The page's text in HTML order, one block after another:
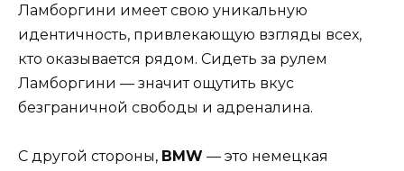
Ламборгини имеет свою уникальную
идентичность, привлекающую взгляды всех,
кто оказывается рядом. Сидеть за рулем
Ламборгини — значит ощутить вкус
безграничной свободы и адреналина.
С другой стороны, BMW — это немецкая